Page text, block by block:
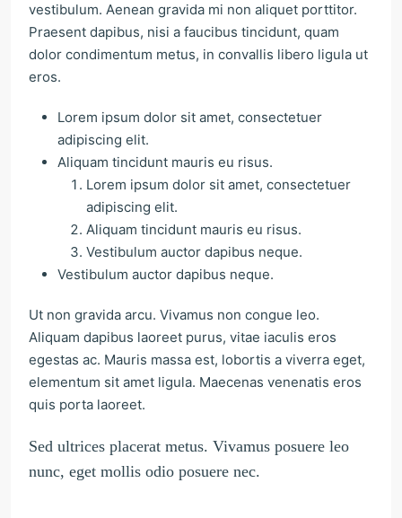
vestibulum. Aenean gravida mi non aliquet porttitor.
Praesent dapibus, nisi a faucibus tincidunt, quam
dolor condimentum metus, in convallis libero ligula ut
eros.
Lorem ipsum dolor sit amet, consectetuer
adipiscing elit.
Aliquam tincidunt mauris eu risus.
Lorem ipsum dolor sit amet, consectetuer
adipiscing elit.
Aliquam tincidunt mauris eu risus.
Vestibulum auctor dapibus neque.
Vestibulum auctor dapibus neque.
Ut non gravida arcu. Vivamus non congue leo.
Aliquam dapibus laoreet purus, vitae iaculis eros
egestas ac. Mauris massa est, lobortis a viverra eget,
elementum sit amet ligula. Maecenas venenatis eros
quis porta laoreet.
Sed ultrices placerat metus. Vivamus posuere leo
nunc, eget mollis odio posuere nec.